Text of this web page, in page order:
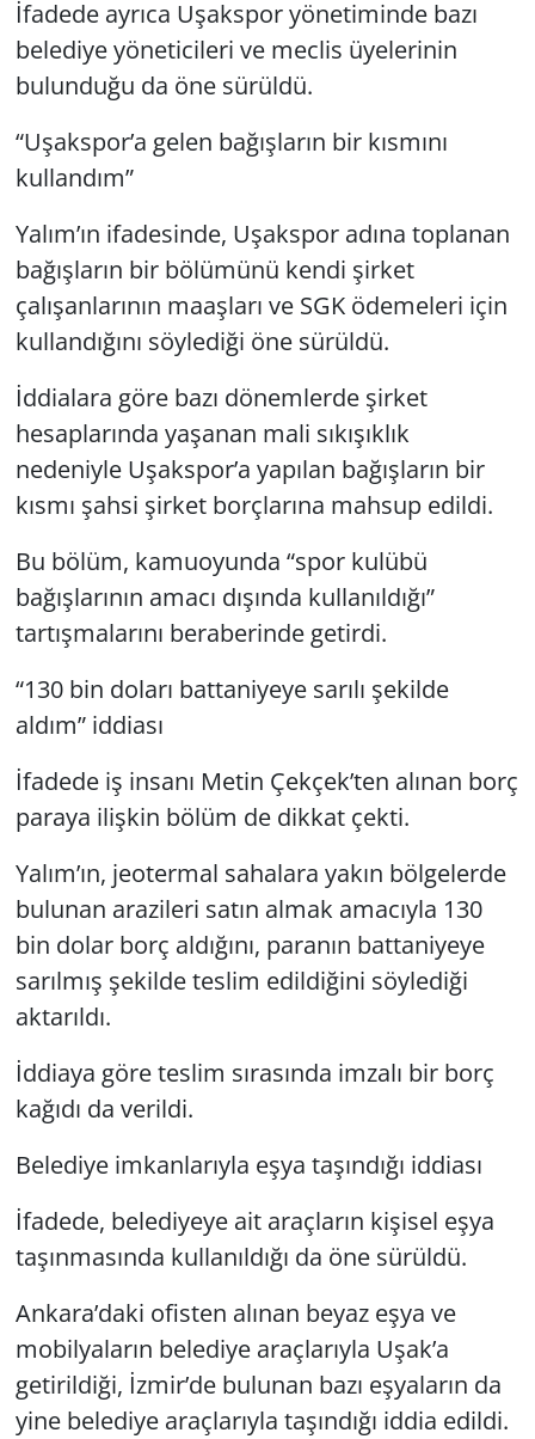
İfadede ayrıca Uşakspor yönetiminde bazı
belediye yöneticileri ve meclis üyelerinin
bulunduğu da öne sürüldü.
“Uşakspor’a gelen bağışların bir kısmını
kullandım”
Yalım’ın ifadesinde, Uşakspor adına toplanan
bağışların bir bölümünü kendi şirket
çalışanlarının maaşları ve SGK ödemeleri için
kullandığını söylediği öne sürüldü.
İddialara göre bazı dönemlerde şirket
hesaplarında yaşanan mali sıkışıklık
nedeniyle Uşakspor’a yapılan bağışların bir
kısmı şahsi şirket borçlarına mahsup edildi.
Bu bölüm, kamuoyunda “spor kulübü
bağışlarının amacı dışında kullanıldığı”
tartışmalarını beraberinde getirdi.
“130 bin doları battaniyeye sarılı şekilde
aldım” iddiası
İfadede iş insanı Metin Çekçek’ten alınan borç
paraya ilişkin bölüm de dikkat çekti.
Yalım’ın, jeotermal sahalara yakın bölgelerde
bulunan arazileri satın almak amacıyla 130
bin dolar borç aldığını, paranın battaniyeye
sarılmış şekilde teslim edildiğini söylediği
aktarıldı.
İddiaya göre teslim sırasında imzalı bir borç
kağıdı da verildi.
Belediye imkanlarıyla eşya taşındığı iddiası
İfadede, belediyeye ait araçların kişisel eşya
taşınmasında kullanıldığı da öne sürüldü.
Ankara’daki ofisten alınan beyaz eşya ve
mobilyaların belediye araçlarıyla Uşak’a
getirildiği, İzmir’de bulunan bazı eşyaların da
yine belediye araçlarıyla taşındığı iddia edildi.